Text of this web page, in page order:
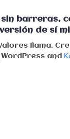
barreras,
de sí
Ilama.
and